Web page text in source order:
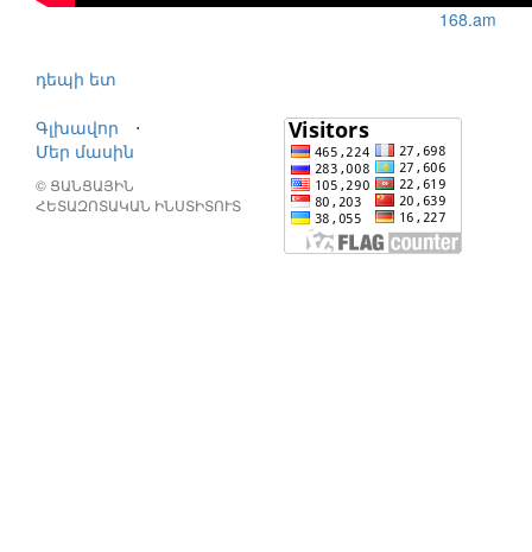
168.am
դեպի ետ
Գլխավոր
⋅
Մեր մասին
© ՑԱՆՑԱՅԻՆ
ՀԵՏԱԶՈՏԱԿԱՆ ԻՆՍՏԻՏՈՒՏ